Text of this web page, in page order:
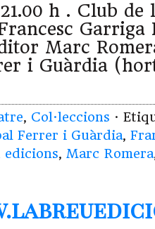
h . Club de
Garriga
Marc
i Guàrdia
, Col·leccions ·
Ferrer i Guàrdia,
edicions, Marc Romera